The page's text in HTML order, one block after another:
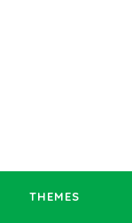
THEMES